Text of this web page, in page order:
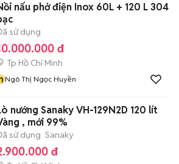
nấu phở điện Inox 60L + 120 L 304
sử dụng
đ
Tp Hồ Chí Minh
Ngô Thị Ngọc Huyền
nướng Sanaky VH-129N2D 120 lít
, mới 99%
sử dụng Sanaky
đ